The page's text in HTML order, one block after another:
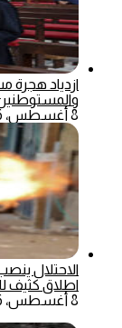
ازدياد هجرة
8 أغسطس، 2026
الاحتلال
اطلاق كثيف
8 أغسطس، 2026